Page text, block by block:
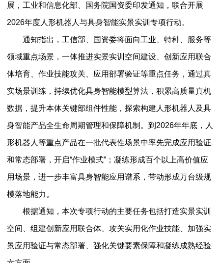
展，工业和信息化部、国务院国资委印发通知，联合开展
2026年度人形机器人与具身智能实景实训专项行动。
通知指出，工信部、国资委将面向工业、特种、服务等
领域重点场景，一体推进实景实训空间建设、创新应用联合
体培育、作业技能攻关、应用部署验证等重点任务，通过真
实场景训练，持续优化具身智能模型算法，积累高质量真机
数据，提升本体关键部组件性能，探索构建人形机器人及具
身智能产品全生命周期管理和保障机制。到2026年年底，人
形机器人等重点产品在一批代表性场景中率先完成应用验证
和常态部署，开启“作业模式”；凝练形成百个以上高价值应
用场景，进一步丰富具身智能应用谱系，带动形成万台级规
模落地能力。
根据通知，本次专项行动的主要任务包括打造实景实训
空间、组建创新应用联合体、攻关实用化作业技能、加强实
景应用验证与常态部署、强化关键要素保障和凝练成熟经验